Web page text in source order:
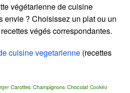
végétarienne de cuisine
envie ? Choisissez un plat ou un
végés correspondantes.
cuisine vegetarienne (recettes
Carottes Champignons Chocolat Cookéo